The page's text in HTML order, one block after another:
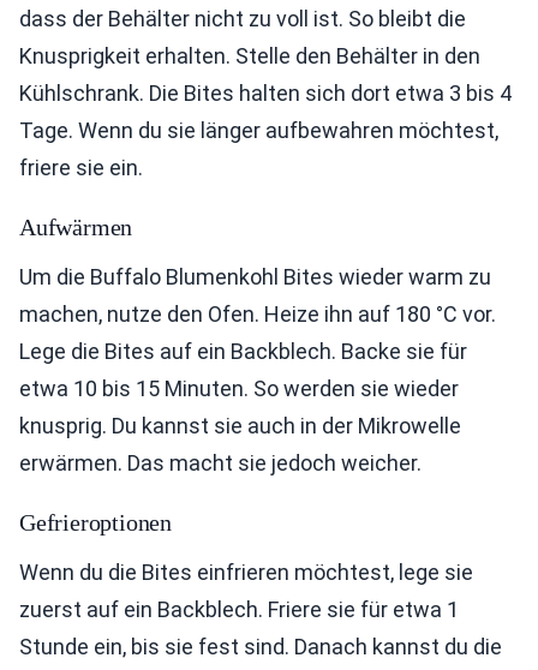
dass der Behälter nicht zu voll ist. So bleibt die
Knusprigkeit erhalten. Stelle den Behälter in den
Kühlschrank. Die Bites halten sich dort etwa 3 bis 4
Tage. Wenn du sie länger aufbewahren möchtest,
friere sie ein.
Aufwärmen
Um die Buffalo Blumenkohl Bites wieder warm zu
machen, nutze den Ofen. Heize ihn auf 180 °C vor.
Lege die Bites auf ein Backblech. Backe sie für
etwa 10 bis 15 Minuten. So werden sie wieder
knusprig. Du kannst sie auch in der Mikrowelle
erwärmen. Das macht sie jedoch weicher.
Gefrieroptionen
Wenn du die Bites einfrieren möchtest, lege sie
zuerst auf ein Backblech. Friere sie für etwa 1
Stunde ein, bis sie fest sind. Danach kannst du die